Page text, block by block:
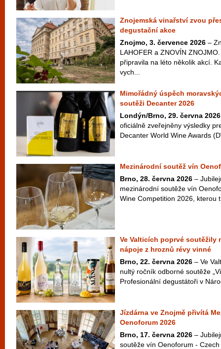
Znojemská vinařství zvou
degustační akce
Znojmo, 3. července 2026 –
LAHOFER a ZNOVÍN
připravila na léto několik akcí.
vych...
Mimořádný úspěch
soutěži Decanter 2026
Londýn/Brno, 29. června 2026
oficiálně zveřejněny výsledky
Decanter World Wine Awards
Mezinárodní soutěž vín
Brno, 28. června 2026 –
mezinárodní soutěže vín
Wine Competition 2026, kterou
Ve Valticích poprvé soutěžily
nápoje z hroznů révy vinné
Brno, 22. června 2026 – Ve
nultý ročník odborné soutěže
Profesionální degustátoři v
Jízdárna ve Znojmě přivítá
Oenoforum 2026
Brno, 17. června 2026 –
soutěže vín Oenoforum -